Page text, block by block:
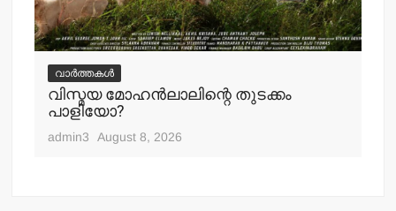
വാർത്തകൾ
വിസ്മയ മോഹന്‍ലാലിന്റെ തുടക്കം
പാളിയോ?
admin3 August 8, 2026